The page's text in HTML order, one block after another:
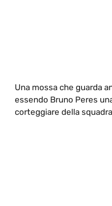
Una mossa che guarda
essendo Bruno Peres
corteggiare della